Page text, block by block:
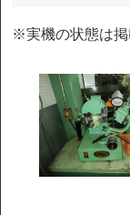
※実機の状態は掲